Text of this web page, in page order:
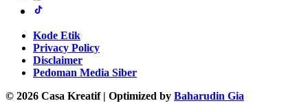
Kode Etik
Privacy Policy
Disclaimer
Pedoman Media Siber
© 2026 Casa Kreatif | Optimized by Baharudin Gia